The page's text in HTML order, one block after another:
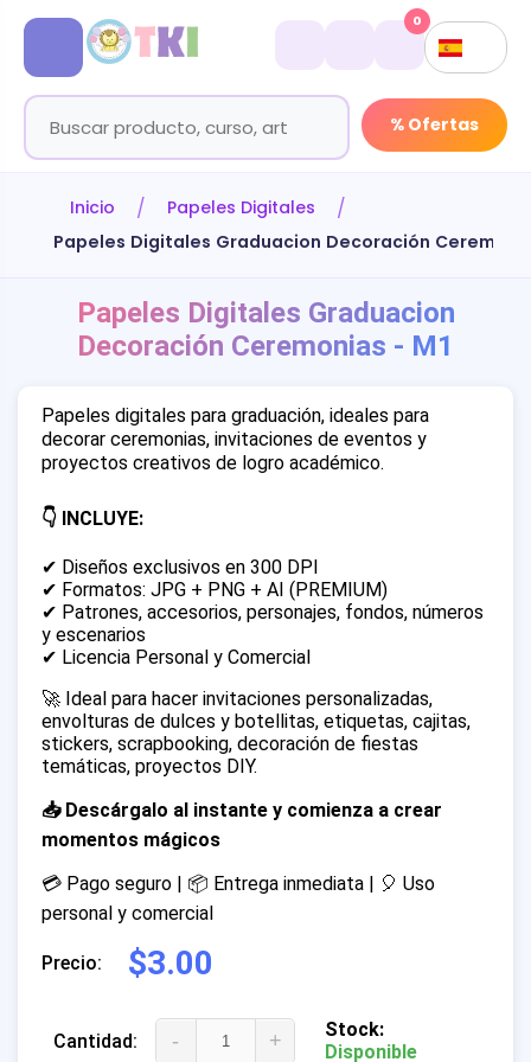
% Ofertas
0
Inicio
Papeles Digitales
Papeles Digitales Graduacion Decoración
Papeles Digitales Graduacion
Decoración Ceremonias - M1
Papeles digitales para graduación, ideales para
decorar ceremonias, invitaciones de eventos y
proyectos creativos de logro académico.
👇 INCLUYE:
✔ Diseños exclusivos en 300 DPI
✔ Formatos: JPG + PNG + AI (PREMIUM)
✔ Patrones, accesorios, personajes, fondos, números
y escenarios
✔ Licencia Personal y Comercial
🚀 Ideal para hacer invitaciones personalizadas,
envolturas de dulces y botellitas, etiquetas, cajitas,
stickers, scrapbooking, decoración de fiestas
temáticas, proyectos DIY.
📥 Descárgalo al instante y comienza a crear
momentos mágicos
💳 Pago seguro | 📦 Entrega inmediata | 🎈 Uso
personal y comercial
Precio: $3.00
Cantidad: - +
Stock:
Disponible